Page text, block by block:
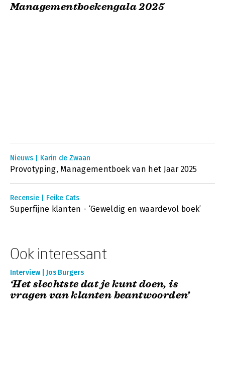
Managementboekengala 2025
Nieuws | Karin de Zwaan
Provotyping, Managementboek van het Jaar 2025
Recensie | Feike Cats
Superfijne klanten - ‘Geweldig en waardevol boek’
Ook interessant
Interview | Jos Burgers
‘Het slechtste dat je kunt doen, is
vragen van klanten beantwoorden’